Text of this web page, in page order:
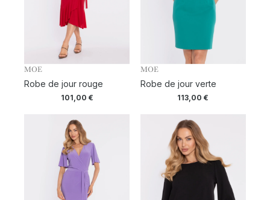
MOE
Robe de jour rouge
101,00 €
MOE
Robe de jour verte
113,00€